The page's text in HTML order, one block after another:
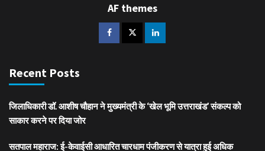
AF themes
Recent Posts
जिलाधिकारी डॉ. आशीष चौहान ने मुख्यमंत्री के ‘खेल भूमि उत्तराखंड’ संकल्प को
साकार करने पर दिया जोर
सतपाल महाराज: ई-केवाईसी आधारित चारधाम पंजीकरण से यात्रा हुई अधिक